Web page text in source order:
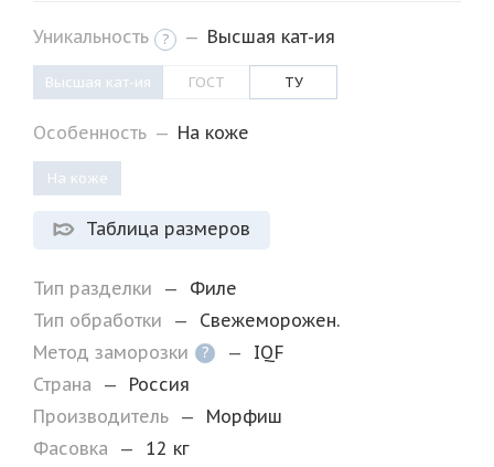
Уникальность ? — Высшая кат-ия
Высшая кат-ия ГОСТ ТУ
Особенность — На коже
На коже
Таблица размеров
Тип разделки —
Филе
Тип обработки
—
Свежеморожен.
Метод заморозки
? —
IQF
Страна
—
Россия
Производитель —
Морфиш
Фасовка
— 12 кг